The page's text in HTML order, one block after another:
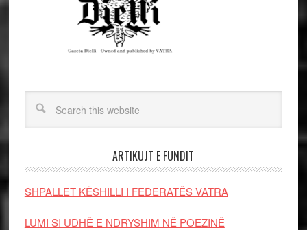
ARTIKUJT E FUNDIT
SHPALLET KËSHILLI I FEDERATËS VATRA
LUMI SI UDHË E NDRYSHIM NË POEZINË